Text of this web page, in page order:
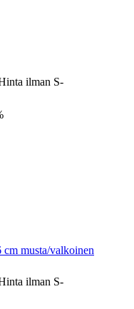
ilman S-
musta/valkoinen
ilman S-